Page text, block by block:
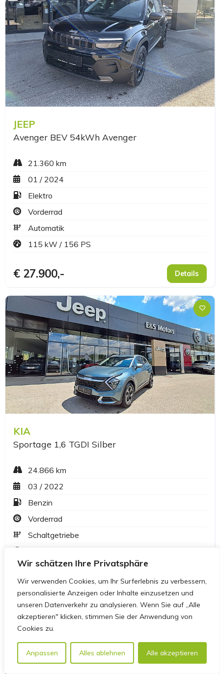
Wir schätzen Ihre Privatsphäre
Wir verwenden Cookies, um Ihr Surferlebnis zu verbessern,
personalisierte Anzeigen oder Inhalte einzusetzen und
unseren Datenverkehr zu analysieren. Wenn Sie auf „Alle
akzeptieren" klicken, stimmen Sie der Anwendung von
Cookies zu.
Anpassen Alles ablehnen Alle akzeptieren